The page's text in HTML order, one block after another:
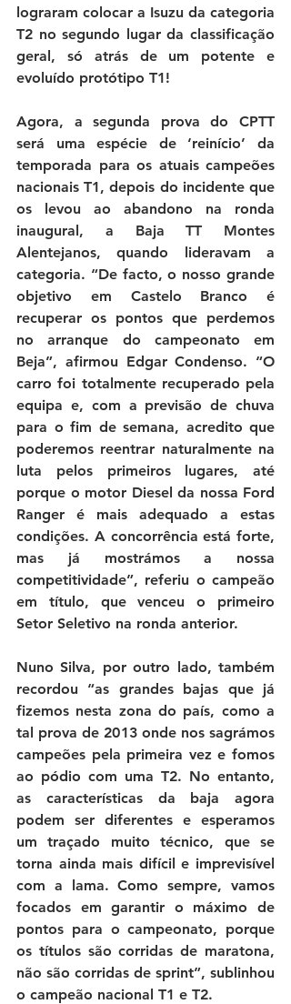
lograram colocar a Isuzu da categoria
T2 no segundo lugar da classificação
geral, só atrás de um potente e
evoluído protótipo T1!
Agora, a segunda prova do CPTT
será uma espécie de ‘reinício’ da
temporada para os atuais campeões
nacionais T1, depois do incidente que
os levou ao abandono na ronda
inaugural, a Baja TT Montes
Alentejanos, quando lideravam a
categoria. “De facto, o nosso grande
objetivo em Castelo Branco é
recuperar os pontos que perdemos
no arranque do campeonato em
Beja”, afirmou Edgar Condenso. “O
carro foi totalmente recuperado pela
equipa e, com a previsão de chuva
para o fim de semana, acredito que
poderemos reentrar naturalmente na
luta pelos primeiros lugares, até
porque o motor Diesel da nossa Ford
Ranger é mais adequado a estas
condições. A concorrência está forte,
mas já mostrámos a nossa
competitividade”, referiu o campeão
em título, que venceu o primeiro
Setor Seletivo na ronda anterior.
Nuno Silva, por outro lado, também
recordou “as grandes bajas que já
fizemos nesta zona do país, como a
tal prova de 2013 onde nos sagrámos
campeões pela primeira vez e fomos
ao pódio com uma T2. No entanto,
as características da baja agora
podem ser diferentes e esperamos
um traçado muito técnico, que se
torna ainda mais difícil e imprevisível
com a lama. Como sempre, vamos
focados em garantir o máximo de
pontos para o campeonato, porque
os títulos são corridas de maratona,
não são corridas de sprint”, sublinhou
o campeão nacional T1 e T2.